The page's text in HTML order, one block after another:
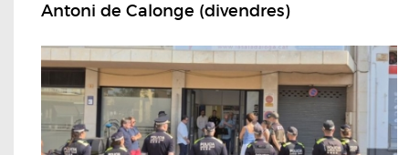
Antoni de Calonge (divendres)